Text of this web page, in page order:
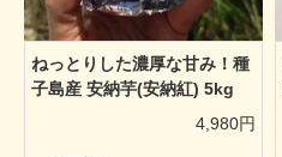
ねっとりした濃厚な甘み！種
子島産 安納芋(安納紅) 5kg
4,980円